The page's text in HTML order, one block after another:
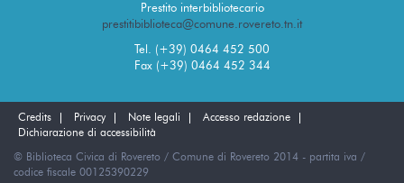
Prestito interbibliotecario
prestitibiblioteca@comune.rovereto.tn.it
Tel. (+39) 0464 452 500
Fax (+39) 0464 452 344
Credits Privacy Note legali
Accesso redazione
Dichiarazione di accessibilità
© Biblioteca Civica di Rovereto / Comune di Rovereto 2014 - partita iva /
codice fiscale 00125390229